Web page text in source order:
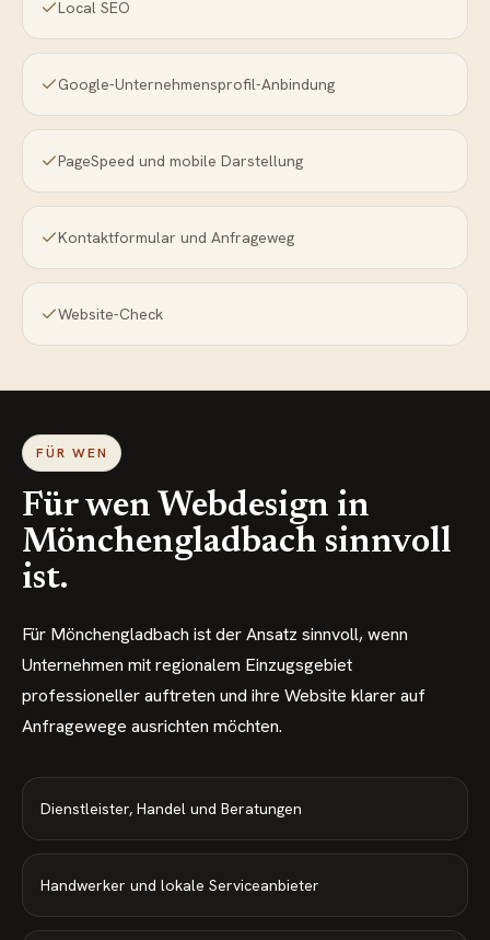
Local SEO
Google-Unternehmensprofil-Anbindung
PageSpeed und mobile Darstellung
Kontaktformular und Anfrageweg
Website-Check
FÜR WEN
Für wen Webdesign in
Mönchengladbach sinnvoll
ist.
Für Mönchengladbach ist der Ansatz sinnvoll, wenn
Unternehmen mit regionalem Einzugsgebiet
professioneller auftreten und ihre Website klarer auf
Anfragewege ausrichten möchten.
Dienstleister, Handel und Beratungen
Handwerker und lokale Serviceanbieter